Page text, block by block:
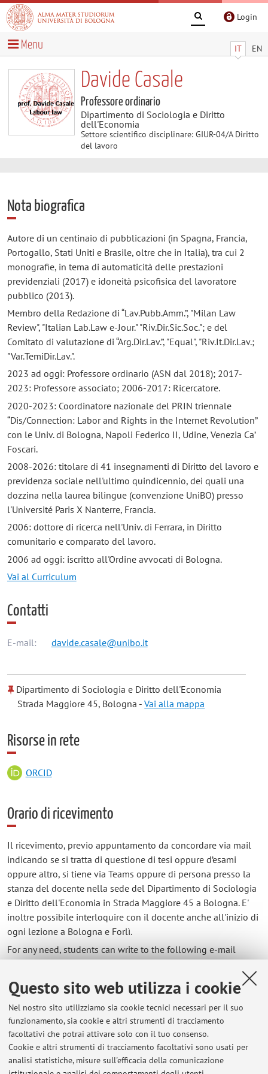
Questo sito web utilizza i cookie
Nel nostro sito utilizziamo sia cookie tecnici necessari per il suo
funzionamento, sia cookie e altri strumenti di tracciamento
facoltativi che potrai attivare solo con il tuo consenso.
Cookie e altri strumenti di tracciamento facoltativi sono usati per
analisi statistiche, misure sull'efficacia della comunicazione
Login
IT EN
Menu
Davide Casale
Professore ordinario
Dipartimento di Sociologia e Diritto
dell'Economia
Settore scientifico disciplinare: GIUR-04/A Diritto
del lavoro
Nota biografica
Autore di un centinaio di pubblicazioni (in Spagna, Francia,
Portogallo, Stati Uniti e Brasile, oltre che in Italia), tra cui 2
monografie, in tema di automaticità delle prestazioni
previdenziali (2017) e idoneità psicofisica del lavoratore
pubblico (2013).
Membro della Redazione di “Lav.Pubb.Amm.”, "Milan Law
Review", "Italian Lab.Law e-Jour." "Riv.Dir.Sic.Soc."; e del
Comitato di valutazione di “Arg.Dir.Lav.”, "Equal", "Riv.It.Dir.Lav.;
"Var.TemiDir.Lav.".
2023 ad oggi: Professore ordinario (ASN dal 2018); 2017-
2023: Professore associato; 2006-2017: Ricercatore.
2020-2023: Coordinatore nazionale del PRIN triennale
“Dis/Connection: Labor and Rights in the Internet Revolution”
con le Univ. di Bologna, Napoli Federico II, Udine, Venezia Ca’
Foscari.
2008-2026: titolare di 41 insegnamenti di Diritto del lavoro e
previdenza sociale nell'ultimo quindicennio, dei quali una
dozzina nella laurea bilingue (convenzione UniBO) presso
l'Université Paris X Nanterre, Francia.
2006: dottore di ricerca nell'Univ. di Ferrara, in Diritto
comunitario e comparato del lavoro.
2006 ad oggi: iscritto all'Ordine avvocati di Bologna.
Vai al Curriculum
Contatti
E-mail: davide.casale@unibo.it
Dipartimento di Sociologia e Diritto dell'Economia
Strada Maggiore 45, Bologna -Vai alla mappa
Risorse in rete
ORCID
Orario di ricevimento
Il ricevimento, previo appuntamento da concordare via mail
indicando se si tratta di questione di tesi oppure d’esami
oppure altro, si tiene via Teams oppure di persona presso la
stanza del docente nella sede del Dipartimento di Sociologia
e Diritto dell'Economia in Strada Maggiore 45 a Bologna. E'
inoltre possibile interloquire con il docente anche all'inizio di
ogni lezione a Bologna e Forlì.
For any need, students can write to the following e-mail
davide.casale[@]unibo.it, o request an appointment if
needed: office hours are usually held via Teams, or at Davide
Casale's room in Dipartimento di Sociologia e Diritto
dell'Economia, in Strada Maggiore 45 a Bologna. Office hours
run throughout the year, but during national holidays and
August they may be postponed. Davide Casale will be
available for students also at the end of each of his classes in
Bologna and Forlì.